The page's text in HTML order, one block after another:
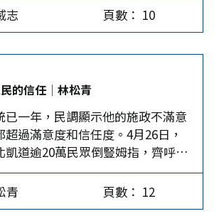
取這樣的簡報，豈不是為人作嫁？
席若不能有理有據駁斥簡報內容，
被罷，補選又失利，國民黨不僅
黨的地位，恐怕也永遠無法重返
左右逢源的空間」，意圖合理化向
的蠢行。賴侈言「我們絕對不是棋
中美關係上有所寄語，如元首外
，「台灣被交易」將應聲而起。賴
是向川普借東風，沖淡「台灣被
講話上演混淆視聽，表面軟
。如空談經濟發展，實際追求朝野
係牢不可破，將「以武謀獨」改
防禦的韌性」等。最大的特點是通
以，520講話特點可概括為：應急
騙性。 一是向川普借東風推出
賴清德的520講話，有台灣媒體評
有8名大法官的憲法法庭竟然受理
法。 儘管國民黨立委吳宗憲在憲
預算案釋憲案，都有可能被受
庭失去超然、中立性，未來的司
雲密布。 就在此時，國民黨立委
出一則「賴清德的一年司法成績
法律素養，臚列了49項搜、抄、
端，摘編如下：拔了新竹市長、宜
蘭縣府、新竹縣府、花蓮縣府、基
眾黨中央黨部、國民黨基隆市黨
志 頁數： 10
的信任│林松青
已一年，民調顯示他的施政不滿意
過滿意度和信任度。4月26日，
凱道逾20萬民眾倒豎姆指，齊呼下
地區，當選不到一年即不被多數
見。肇因有三。 一、多數人民不
體制，輿論批評他抗拒監督制衡，
青 頁數： 12